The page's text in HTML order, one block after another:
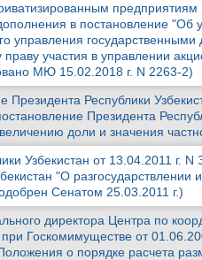
в постановление "Об
управления
праву участия в управлении
МЮ 15.02.2018 г. N 2263-2)
Президента Республики
Президента
доли и значения
Узбекистан от 13.04.2011 г.
"О
Сенатом 25.03.2011 г.)
директора Центра по
Госкомимуществе от
о порядке расчета